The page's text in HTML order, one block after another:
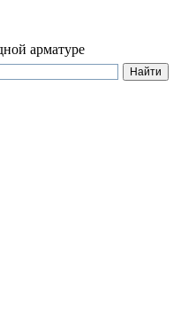
арматуре